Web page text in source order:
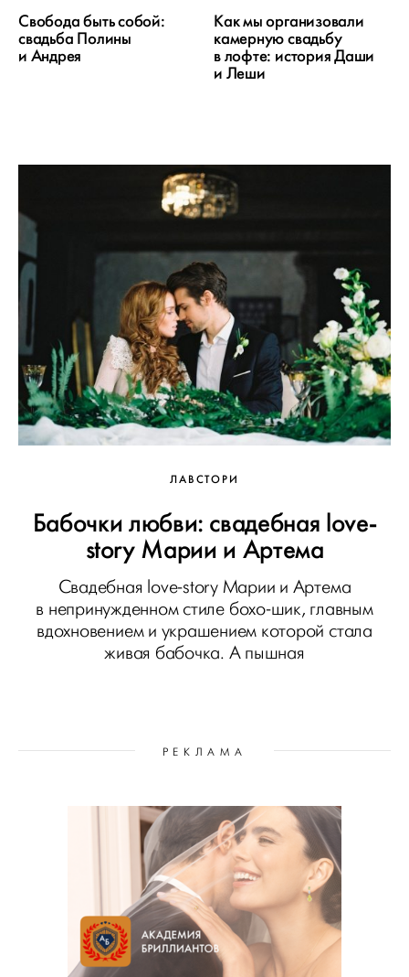
Свобода быть собой:
свадьба Полины
и Андрея
Как мы организовали
камерную свадьбу
в лофте: история Даши
и Леши
ЛАВСТОРИ
Бабочки любви: свадебная love-
story Марии и Артема
Свадебная love-story Марии и Артема
в непринужденном стиле бохо-шик, главным
вдохновением и украшением которой стала
живая бабочка. А пышная
РЕКЛАМА